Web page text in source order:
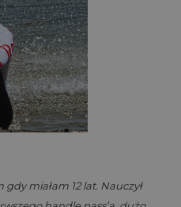
gdy miałam 12 lat. Nauczył